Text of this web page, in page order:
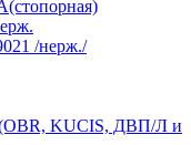
/нерж./
KUCIS, ДВП/Л и